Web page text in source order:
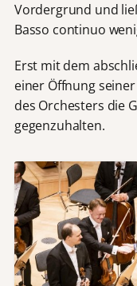
Vordergrund und
Basso continuo
Erst mit dem
einer Öffnung
des Orchesters die
gegenzuhalten.